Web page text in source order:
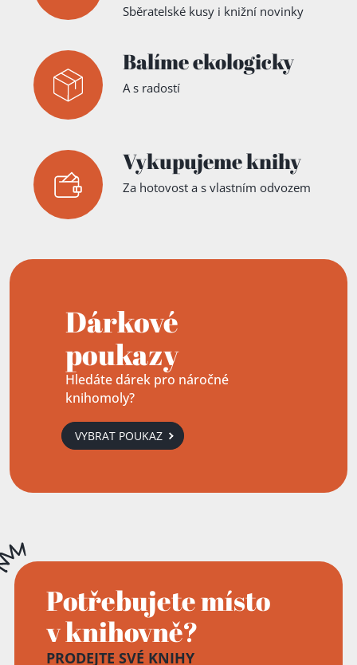
Sběratelské kusy i knižní novinky
Balíme ekologicky
A s radostí
Vykupujeme knihy
Za hotovost a s vlastním odvozem
Dárkové
poukazy
Hledáte dárek pro náročné
knihomoly?
VYBRAT POUKAZ
Potřebujete místo
v knihovně?
PRODEJTE SVÉ KNIHY